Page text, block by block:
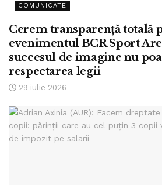
COMUNICATE
Cerem transparență totală
evenimentul BCR Sport
succesul de imagine nu
respectarea legii
29 iulie 2026